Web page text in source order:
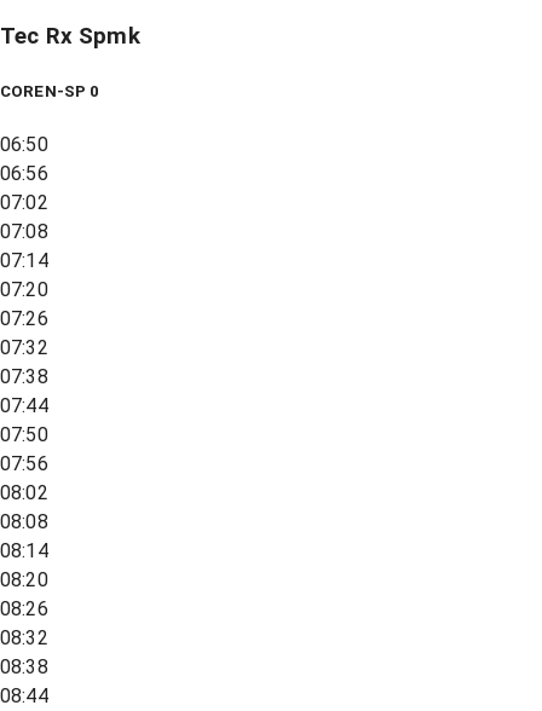
Tec Rx Spmk
COREN-SP 0
06:50
06:56
07:02
07:08
07:14
07:20
07:26
07:32
07:38
07:44
07:50
07:56
08:02
08:08
08:14
08:20
08:26
08:32
08:38
08:44